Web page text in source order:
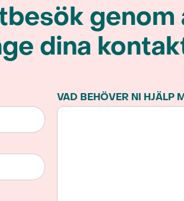
dina
VAD BEHÖVER NI HJÄLP